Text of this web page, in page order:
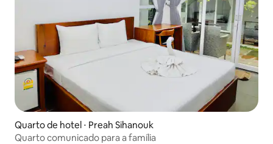
Quarto de hotel ⋅ Preah Sihanouk
Quarto comunicado para a família